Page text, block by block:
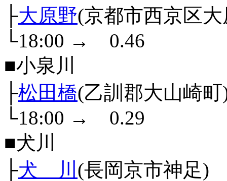
├大原野(京都市西京区
└18:00 →
0.46
■小泉川
├松田橋(乙訓郡大山崎町
└18:00 →
0.29
■犬川
├犬 川 (長岡京市神足)